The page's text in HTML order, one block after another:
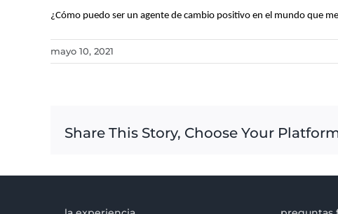
​¿Cómo puedo ser un agente de cambio positivo en el mundo que
mayo 10, 2021
Share This Story, Choose Your